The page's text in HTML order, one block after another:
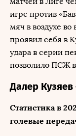
игре против
мяч в воздухе
проявил себя в
удара в серии
позволило ПСЖ
Далер Кузяев
Статистика в
голевые